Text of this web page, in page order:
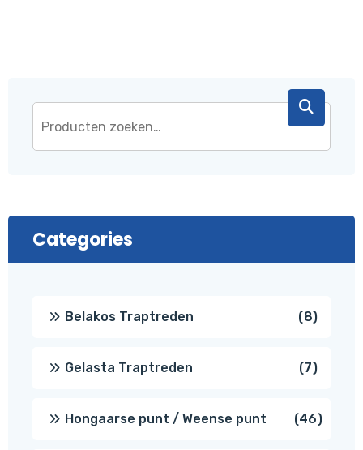
Categories
Belakos Traptreden 88
Gelasta Traptreden 77
Hongaarse punt / Weense punt 4646